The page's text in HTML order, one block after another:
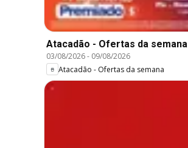
Atacadão - Ofertas da semana
03/08/2026- 09/08/2026
Atacadão - Ofertas da semana